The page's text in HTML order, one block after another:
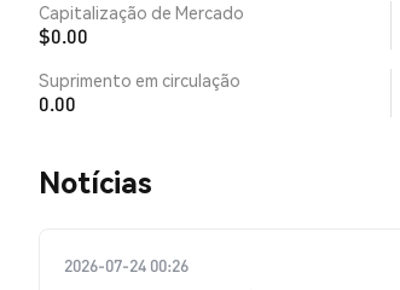
Capitalização de Mercado
$0.00
Suprimento em circulação
0.00
​​Notícias​​
2026-07-24 00:26